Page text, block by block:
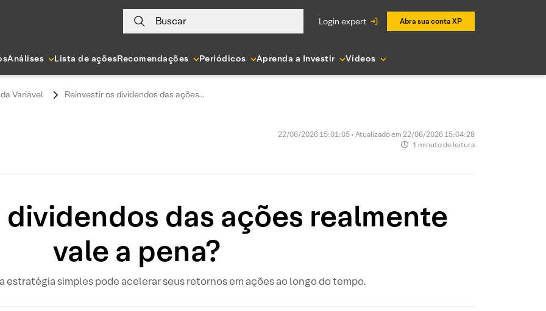
Buscar login expert Abra sua conta XP
Análises Lista de açõesRecomendações Periódicos Aprenda a Investir Vídeos
Variável Reinvestir os dividendos das ações...
22/06/2026 15:01:05 • Atualizado em 22/06/2026 15:04:28
1 minuto de leitura
das ações realmente
vale a pena?
estratégia simples pode acelerar seus retornos em ações ao longo do tempo.